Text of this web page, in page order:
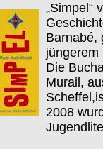
„Simpel“
Barnabé,
jüngerem
Die
Murail,
2008